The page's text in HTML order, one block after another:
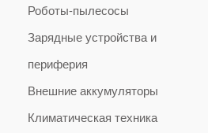
Роботы-пылесосы
Зарядные устройства и
периферия
Внешние аккумуляторы
Климатическая техника